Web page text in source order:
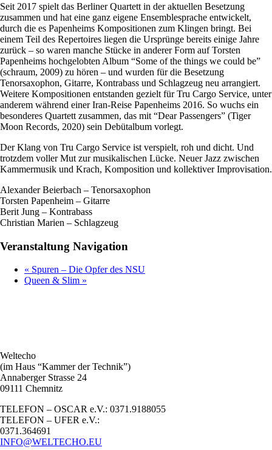
Seit 2017 spielt das Berliner Quartett in der aktuellen Besetzung
zusammen und hat eine ganz eigene Ensemblesprache entwickelt,
durch die es Papenheims Kompositionen zum Klingen bringt. Bei
einem Teil des Repertoires liegen die Ursprünge bereits einige Jahre
zurück – so waren manche Stücke in anderer Form auf Torsten
Papenheims hochgelobten Album “Some of the things we could be”
(schraum, 2009) zu hören – und wurden für die Besetzung
Tenorsaxophon, Gitarre, Kontrabass und Schlagzeug neu arrangiert.
Weitere Kompositionen entstanden gezielt für Tru Cargo Service, unter
anderem während einer Iran-Reise Papenheims 2016. So wuchs ein
besonderes Quartett zusammen, das mit “Dear Passengers” (Tiger
Moon Records, 2020) sein Debütalbum vorlegt.
Der Klang von Tru Cargo Service ist verspielt, roh und dicht. Und
trotzdem voller Mut zur musikalischen Lücke. Neuer Jazz zwischen
Kammermusik und Krach, Komposition und kollektiver Improvisation.
Alexander Beierbach – Tenorsaxophon
Torsten Papenheim – Gitarre
Berit Jung – Kontrabass
Christian Marien – Schlagzeug
Veranstaltung Navigation
« Spuren – Die Opfer des NSU
Queen & Slim »
Weltecho
(im Haus “Kammer der Technik”)
Annaberger Strasse 24
09111 Chemnitz
TELEFON – OSCAR e.V.: 0371.9188055
TELEFON – UFER e.V.:
0371.364691
INFO@WELTECHO.EU